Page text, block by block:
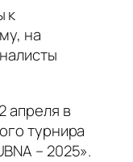
к
на
апреля в
турнира
– 2025».